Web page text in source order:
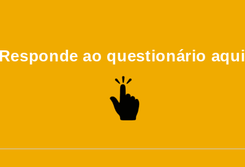
Responde ao questionário aqui